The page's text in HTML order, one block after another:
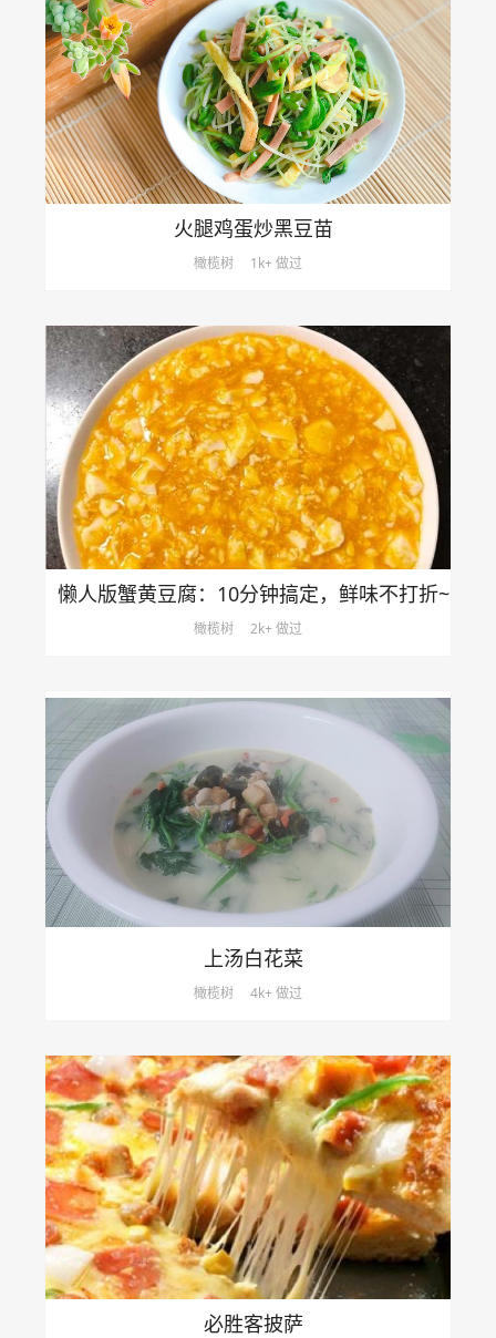
火腿鸡蛋炒黑豆苗
橄榄树 1k+ 做过
懒人版蟹黄豆腐：10分钟搞定，鲜味不打折~
橄榄树 2k+ 做过
上汤白花菜
橄榄树 4k+ 做过
必胜客披萨